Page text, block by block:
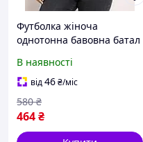
Футболка жіноча
однотонна бавовна батал
розміри 50-56
В наявності
від46₴/міс
464₴
580 ₴